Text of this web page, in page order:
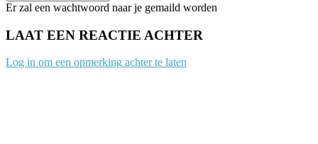
Er zal een wachtwoord naar je gemaild worden
LAAT EEN REACTIE ACHTER
Log in om een opmerking achter te laten